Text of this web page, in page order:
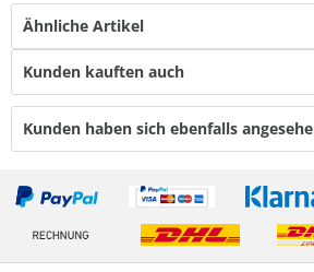
Ähnliche Artikel
Kunden kauften auch
Kunden haben sich ebenfalls